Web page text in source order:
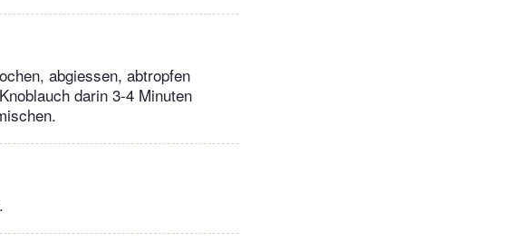
abgiessen, abtropfen
darin 3-4 Minuten